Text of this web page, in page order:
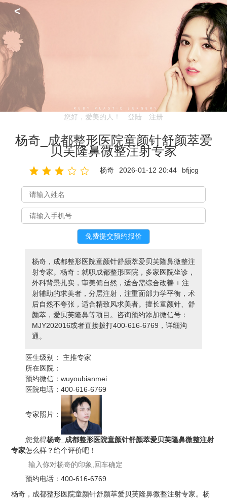
<
您好，爱美的人！ 登陆 注册
杨奇_成都整形医院童颜针舒颜萃爱
贝芙隆鼻微整注射专家
杨奇 2026-01-12 20:44 bfjjcg
杨奇，成都整形医院童颜针舒颜萃爱贝芙隆鼻微整注
射专家。杨奇：就职成都整形医院，多家医院坐诊，
外科背景扎实，审美偏自然，适合需综合改善 + 注
射辅助的求美者，分层注射，注重面部力学平衡，术
后自然不夸张，适合精致风求美者。擅长童颜针、舒
颜萃，爱贝芙隆鼻等项目。咨询预约添加微信号：
MJY202016或者直接拨打400-616-6769，详细沟
通。
医生级别：
主推专家
所在医院：
预约微信：wuyoubianmei
医院电话：400-616-6769
专家照片：
您觉得杨奇_成都整形医院童颜针舒颜萃爱贝芙隆鼻微整注射
专家怎么样？给个评价吧！
预约电话：400-616-6769
杨奇，成都整形医院童颜针舒颜萃爱贝芙隆鼻微整注射专家。杨